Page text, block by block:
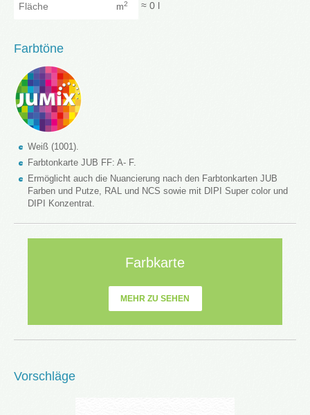
m2 ≈ 0 l
Farbtöne
Weiß (1001).
Farbtonkarte JUB FF: A- F.
Ermöglicht auch die Nuancierung nach den Farbtonkarten JUB
Farben und Putze, RAL und NCS sowie mit DIPI Super color und
DIPI Konzentrat.
Farbkarte
MEHR ZU SEHEN
Vorschläge